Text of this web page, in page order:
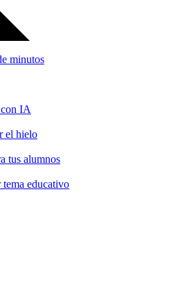
minutos
con IA
el hielo
tus alumnos
tema educativo